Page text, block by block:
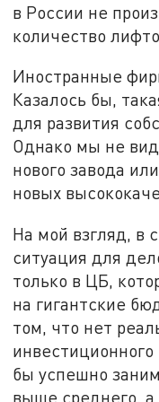
в России не
количество
Иностранные
Казалось бы,
для развития
Однако мы не
нового завода
новых
На мой взгляд, в
ситуация для
только в ЦБ,
на гигантские
том, что нет
бы успешно
выше среднего, а